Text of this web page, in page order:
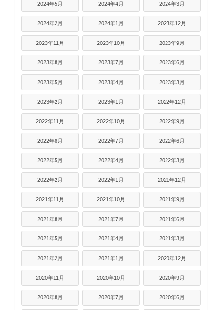
2024年5月 2024年4月 2024年3月
2024年2月 2024年1月 2023年12月
2023年11月 2023年10月 2023年9月
2023年8月 2023年7月 2023年6月
2023年5月 2023年4月 2023年3月
2023年2月 2023年1月 2022年12月
2022年11月 2022年10月 2022年9月
2022年8月 2022年7月 2022年6月
2022年5月 2022年4月 2022年3月
2022年2月 2022年1月 2021年12月
2021年11月 2021年10月 2021年9月
2021年8月 2021年7月 2021年6月
2021年5月 2021年4月 2021年3月
2021年2月 2021年1月 2020年12月
2020年11月 2020年10月 2020年9月
2020年8月 2020年7月 2020年6月